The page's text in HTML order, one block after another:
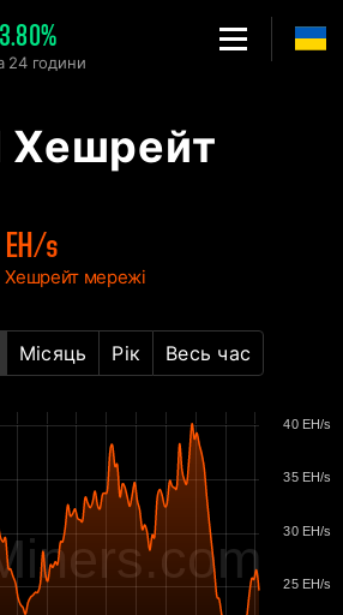
24 години
мережі - 2Miners
Хешрейт
EH/s
Хешрейт мережі
Місяць Рік Весь час
25 EH/s
30 EH/s
35 EH/s
40 EH/s